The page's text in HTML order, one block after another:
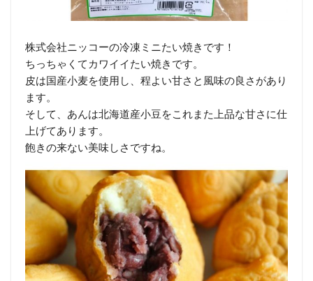
株式会社ニッコーの冷凍ミニたい焼きです！
ちっちゃくてカワイイたい焼きです。
皮は国産小麦を使用し、程よい甘さと風味の良さがあり
ます。
そして、あんは北海道産小豆をこれまた上品な甘さに仕
上げてあります。
飽きの来ない美味しさですね。